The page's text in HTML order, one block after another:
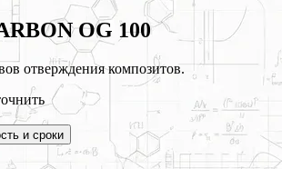
OG 100
отверждения композитов.
и сроки